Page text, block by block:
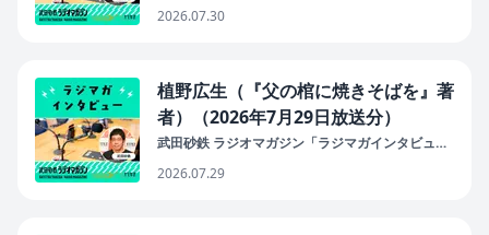
2026.07.30
植野広生（『父の棺に焼きそばを』著
者）（2026年7月29日放送分）
武田砂鉄 ラジオマガジン「ラジマガインタビュ
2026.07.29